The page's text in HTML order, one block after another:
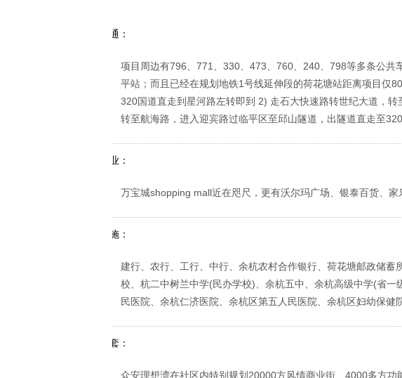
周边交通：
项目周边有796、771、330、473、760、240、798等多条公共
平站；而且已经在规划地铁1号线延伸段的荷花塘站距离项目仅
320国道直走到星河路左转即到 2) 走石大快速路转世纪大道，
转至航海路，进入迎宾路过临平区至邱山隧道，出隧道直走至
周边商业：
万宝城shopping mall近在咫尺，更有沃尔玛广场、银泰百货、
市政设施：
建行、农行、工行、中行、余杭农村合作银行、荷花塘邮政储蓄
校、杭二中树兰中学(民办学校)、余杭五中、余杭高级中学(省一
民医院、余杭仁济医院、余杭区第五人民医院、余杭区妇幼保健
内部配套：
众安理想湾在社区内特别规划20000方风情商业街、4000多方功